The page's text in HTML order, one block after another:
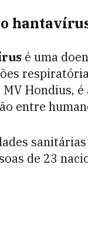
o
é uma
Hondius,
entre
de 23